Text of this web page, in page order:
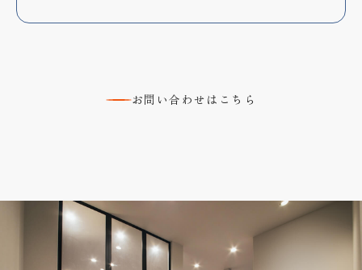
お問い合わせはこちら